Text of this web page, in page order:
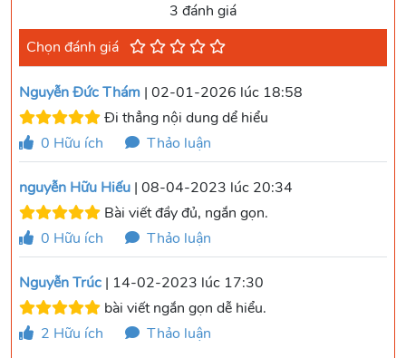
3 đánh giá
Chọn đánh giá
Nguyễn Đức Thám | 02-01-2026 lúc 18:58
Đi thẳng nội dung dể hiểu
0 Hữu ích Thảo luận
nguyễn Hữu Hiếu | 08-04-2023 lúc 20:34
Bài viết đầy đủ, ngắn gọn.
0 Hữu ích Thảo luận
Nguyễn Trúc | 14-02-2023 lúc 17:30
bài viết ngắn gọn dễ hiểu.
2 Hữu ích Thảo luận